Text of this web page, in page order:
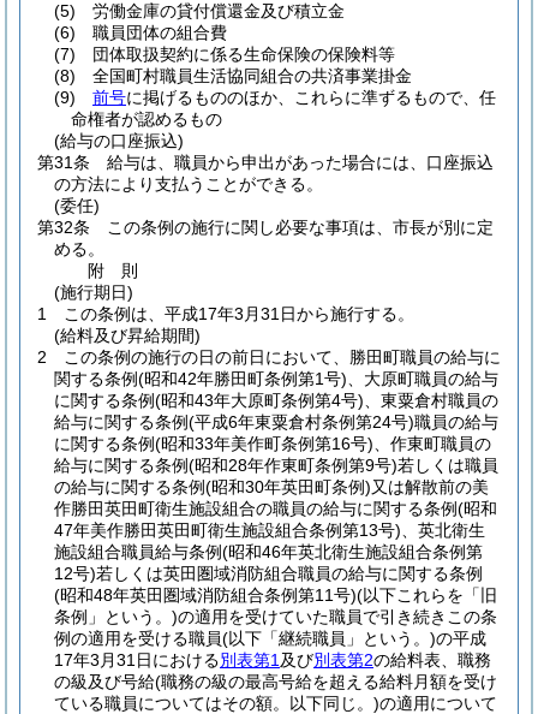
(5)
労働金庫の貸付償還金及び積立金
(6)
職員団体の組合費
(7)
団体取扱契約に係る生命保険の保険料等
(8)
全国町村職員生活協同組合の共済事業掛金
(9)
前号に掲げるもののほか、これらに準ずるもので、任
命権者が認めるもの
(給与の口座振込)
第31条
給与は、職員から申出があった場合には、口座振込
の方法により支払うことができる。
(委任)
第32条
この条例の施行に関し必要な事項は、市長が別に定
める。
附 則
(施行期日)
1
この条例は、平成17年3月31日から施行する。
(給料及び昇給期間)
2
この条例の施行の日の前日において、勝田町職員の給与に
関する条例(昭和42年勝田町条例第1号) 、大原町職員の給与
に関する条例(昭和43年大原町条例第4号) 、東粟倉村職員の
給与に関する条例(平成6年東粟倉村条例第24号)職員の給与
に関する条例(昭和33年美作町条例第16号) 、作東町職員の
給与に関する条例(昭和28年作東町条例第9号)若しくは職員
の給与に関する条例(昭和30年英田町条例)又は解散前の美
作勝田英田町衛生施設組合の職員の給与に関する条例(昭和
47年美作勝田英田町衛生施設組合条例第13号) 、英北衛生
施設組合職員給与条例(昭和46年英北衛生施設組合条例第
12号)若しくは英田圏域消防組合職員の給与に関する条例
(昭和48年英田圏域消防組合条例第11号)(以下これらを「旧
条例」という。)の適用を受けていた職員で引き続きこの条
例の適用を受ける職員(以下「継続職員」という。)の平成
17年3月31日における別表第1 及び別表第2の給料表、職務
の級及び号給(職務の級の最高号給を超える給料月額を受け
ている職員についてはその額。以下同じ。)の適用について